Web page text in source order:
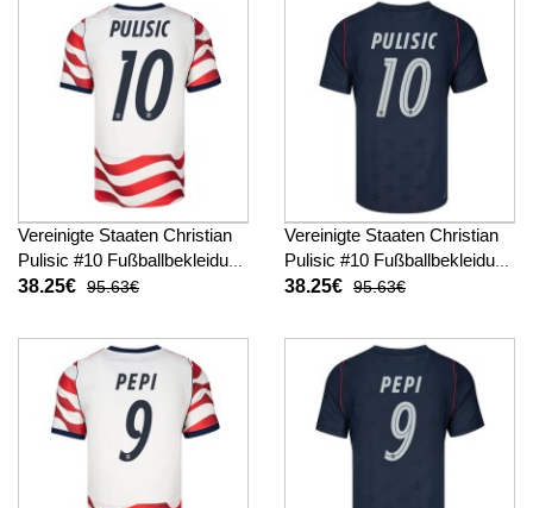
Vereinigte Staaten Christian
Pulisic #10 Fußballbekleidung
Heimtrikot WM 2026
38.25€ 95.63€
Vereinigte Staaten Christian
Pulisic #10 Fußballbekleidung
Auswärtstrikot WM 2026
38.25€ 95.63€